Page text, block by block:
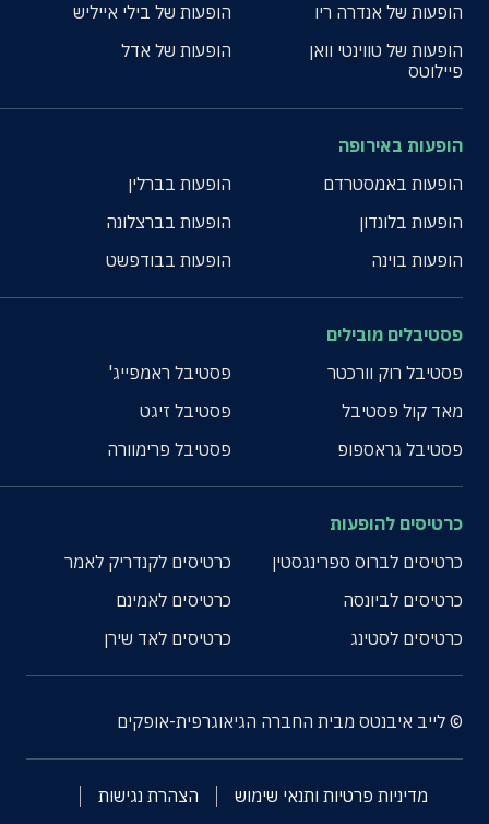
הופעות של אנדרה ריו
הופעות של בילי אייליש
הופעות של טווינטי וואן
פיילוטס
הופעות של אדל
הופעות באירופה
הופעות באמסטרדם
הופעות בברלין
הופעות בלונדון
הופעות בברצלונה
הופעות בוינה
הופעות בבודפשט
פסטיבלים מובילים
פסטיבל רוק וורכטר
פסטיבל ראמפייג'
מאד קול פסטיבל
פסטיבל זיגט
פסטיבל גראספופ
פסטיבל פרימוורה
כרטיסים להופעות
כרטיסים לברוס ספרינגסטין
כרטיסים לקנדריק לאמר
כרטיסים לביונסה
כרטיסים לאמינם
כרטיסים לסטינג
כרטיסים לאד שירן
© לייב איבנטס מבית החברה הגיאוגרפית-אופקים
מדיניות פרטיות ותנאי שימוש
הצהרת נגישות